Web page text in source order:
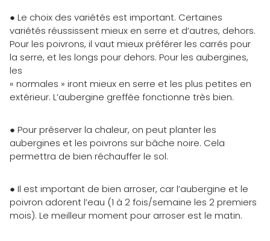
● Le choix des variétés est important. Certaines
variétés réussissent mieux en serre et d’autres, dehors.
Pour les poivrons, il vaut mieux préférer les carrés pour
la serre, et les longs pour dehors. Pour les aubergines,
les
« normales » iront mieux en serre et les plus petites en
extérieur. L’aubergine greffée fonctionne très bien.
● Pour préserver la chaleur, on peut planter les
aubergines et les poivrons sur bâche noire. Cela
permettra de bien réchauffer le sol.
● Il est important de bien arroser, car l’aubergine et le
poivron adorent l’eau (1 à 2 fois/semaine les 2 premiers
mois). Le meilleur moment pour arroser est le matin.